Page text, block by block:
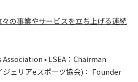
の事業やサービスを立ち上げる連続
• LSEA：Chairman
ェリアeスポーツ協会)： Founder